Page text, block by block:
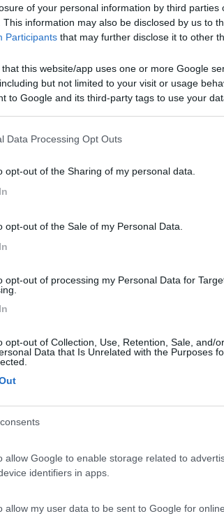
of your personal information by third parties
This information may also be disclosed by us to
Participants that may further disclose it to other
that this website/app uses one or more Google
but not limited to your visit or usage
to Google and its third-party tags to use your
Data Processing Opt Outs
opt-out of the Sharing of my personal data.
opt-out of the Sale of my Personal Data.
opt-out of processing my Personal Data for
opt-out of Collection, Use, Retention, Sale, and/
Data that Is Unrelated with the Purposes
allow Google to enable storage related to
identifiers in apps.
allow my user data to be sent to Google for
anche i servizi di carico e scarico
5 posti camper trasversali in piano,
merita una visita, persone molto
sterrata!
su sterrato a gradoni, più tavolo da
e il borgo medievale, dove si trova
con le sue splendide Robbiane.